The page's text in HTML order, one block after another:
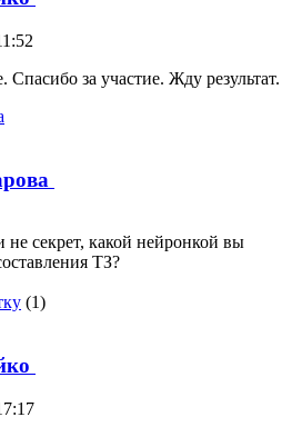
Спасибо за участие. Жду результат.
не секрет, какой нейронкой вы
ТЗ?
(1)